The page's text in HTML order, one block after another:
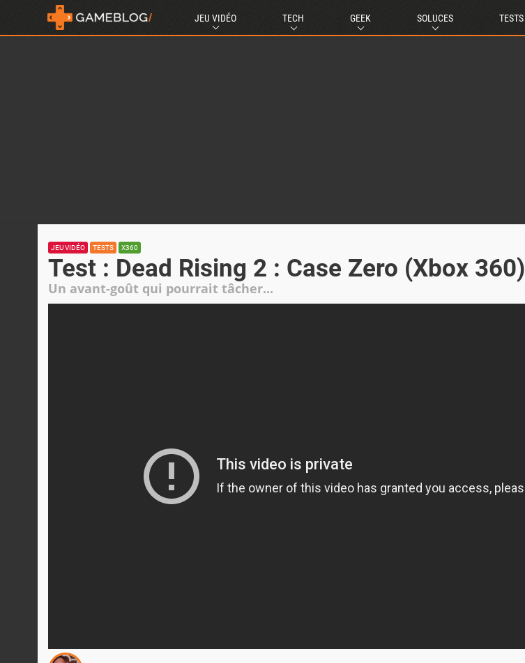
JEU VIDÉO TECH GEEK SOLUCES TESTS
JEU VIDÉO TESTS X360
Test : Dead Rising 2 : Case Zero (Xbox 360)
Un avant-goût qui pourrait tâcher...